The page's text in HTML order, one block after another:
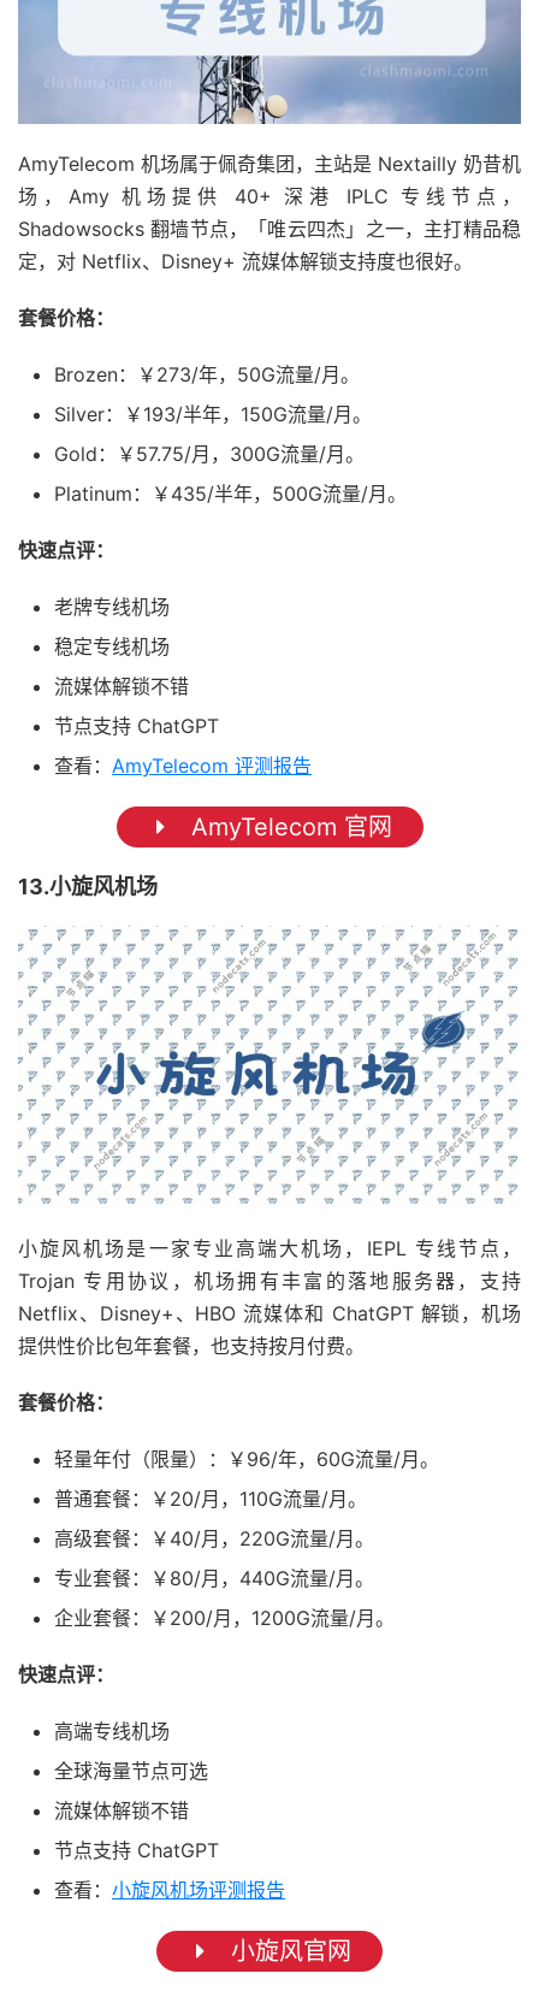
AmyTelecom 机场属于佩奇集团，主站是 Nextailly 奶昔机
场，Amy 机场提供 40+ 深港 IPLC 专线节点，
Shadowsocks 翻墙节点，「唯云四杰」之一，主打精品稳
定，对 Netflix、Disney+ 流媒体解锁支持度也很好。
套餐价格：
Brozen：￥273/年，50G流量/月。
Silver：￥193/半年，150G流量/月。
Gold：￥57.75/月，300G流量/月。
Platinum：￥435/半年，500G流量/月。
快速点评：
老牌专线机场
稳定专线机场
流媒体解锁不错
节点支持 ChatGPT
查看： AmyTelecom 评测报告
AmyTelecom 官网
13.小旋风机场
小旋风机场是一家专业高端大机场，IEPL 专线节点，
Trojan 专用协议，机场拥有丰富的落地服务器，支持
Netflix、Disney+、HBO 流媒体和 ChatGPT 解锁，机场
提供性价比包年套餐，也支持按月付费。
套餐价格：
轻量年付（限量）：￥96/年，60G流量/月。
普通套餐：￥20/月，110G流量/月。
高级套餐：￥40/月，220G流量/月。
专业套餐：￥80/月，440G流量/月。
企业套餐：￥200/月，1200G流量/月。
快速点评：
高端专线机场
全球海量节点可选
流媒体解锁不错
节点支持 ChatGPT
查看： 小旋风机场评测报告
小旋风官网